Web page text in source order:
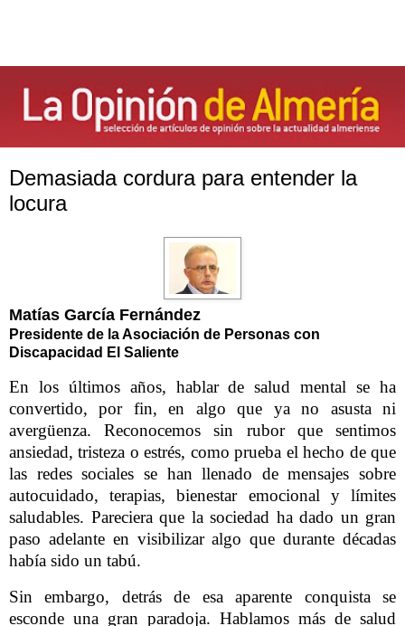
Demasiada cordura para entender la
locura
Matías García Fernández
Presidente de la Asociación de Personas con
Discapacidad El Saliente
En los últimos años, hablar de salud mental se ha
convertido, por fin, en algo que ya no asusta ni
avergüenza. Reconocemos sin rubor que sentimos
ansiedad, tristeza o estrés, como prueba el hecho de que
las redes sociales se han llenado de mensajes sobre
autocuidado, terapias, bienestar emocional y límites
saludables. Pareciera que la sociedad ha dado un gran
paso adelante en visibilizar algo que durante décadas
había sido un tabú.
Sin embargo, detrás de esa aparente conquista se
esconde una gran paradoja. Hablamos más de salud